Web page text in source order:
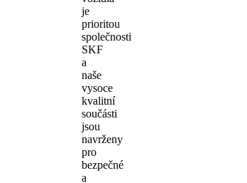
je
prioritou
společnosti
SKF
a
naše
vysoce
kvalitní
součásti
jsou
navrženy
pro
bezpečné
a